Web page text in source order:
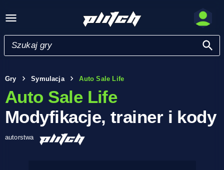
Gry Symulacja Auto Sale Life
Auto Sale Life
Modyfikacje, trainer i kody
autorstwa